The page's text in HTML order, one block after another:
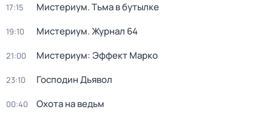
17:15 Мистериум. Тьма в бутылке
19:10 Мистериум. Журнал 64
21:00 Мистериум: Эффект Марко
23:10 Господин Дьявол
00:40 Охота на ведьм